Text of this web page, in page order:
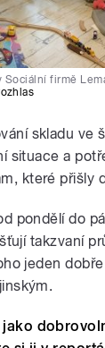
firmě
skladu ve
situace a
které přišly
pondělí do
takzvaní
jeden